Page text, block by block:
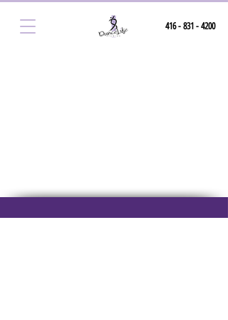
416 - 831 - 4200